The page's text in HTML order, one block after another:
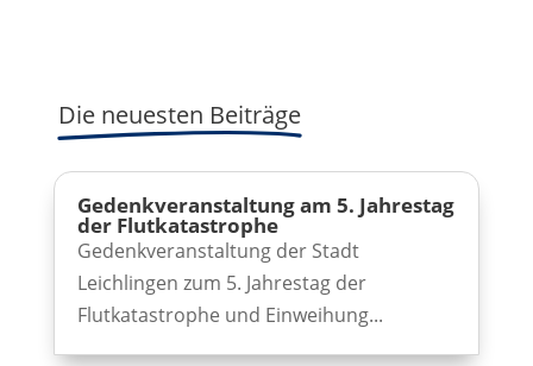
Die neuesten Beiträge
Gedenkveranstaltung am 5. Jahrestag
der Flutkatastrophe
Gedenkveranstaltung der Stadt
Leichlingen zum 5. Jahrestag der
Flutkatastrophe und Einweihung...